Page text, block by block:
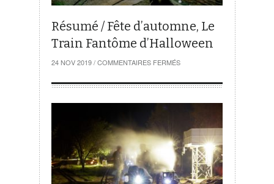
Résumé / Fête d’automne, Le
Train Fantôme d’Halloween
24 NOV 2019 / COMMENTAIRES FERMÉSSUR
FÊTE
LE
TRAIN
D’HALLOWEEN